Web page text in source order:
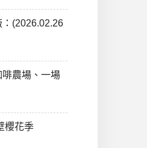
(2026.02.26
農場、一場
櫻花季